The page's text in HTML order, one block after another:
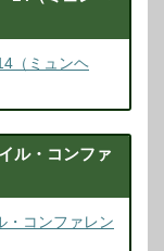
（ミュンヘ
ル・コンファ
・コンファレン